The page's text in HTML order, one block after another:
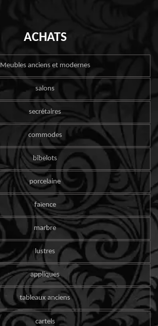
ACHATS
Meubles anciens et modernes
salons
secrétaires
commodes
bibelots
porcelaine
faïence
marbre
lustres
appliques
tableaux anciens
cartels